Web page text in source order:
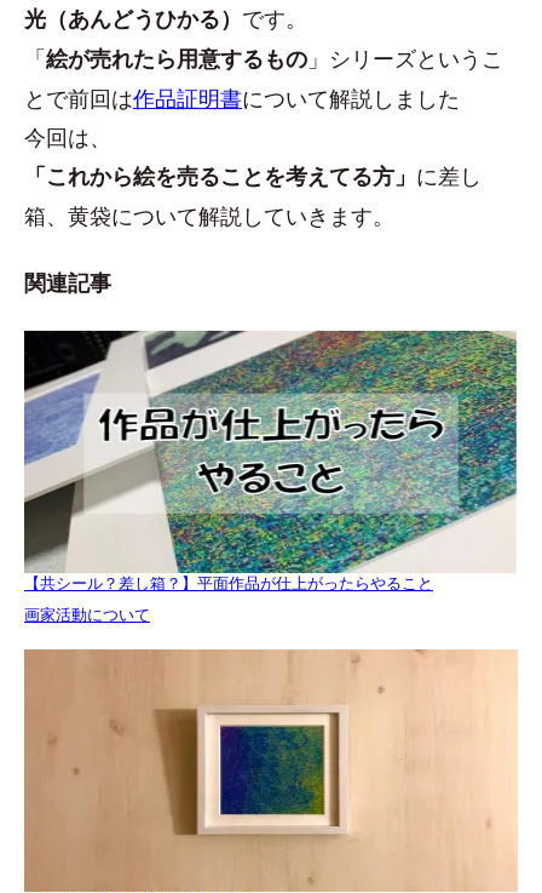
光（あんどうひかる） です。
「絵が売れたら用意するもの 」シリーズというこ
とで前回は作品証明書について解説しました
今回は、
「これから絵を売ることを考えてる方」 に差し
箱、黄袋について解説していきます。
関連記事
【共シール？差し箱？】平面作品が仕上がったらやること
関連理由
画家活動について